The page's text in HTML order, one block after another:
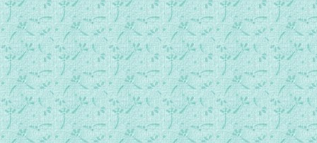
艾赛尼亚和平福音__第3册第3节-5.mp3
艾赛尼亚和平福音__第3册第3节-6.mp3
艾赛尼亚和平福音__第3册第3节-7.mp3
艾赛尼亚和平福音__第3册第3节-8.mp3
艾赛尼亚和平福音__第3册第3节-9.mp3
艾赛尼亚和平福音__第3册第3节-10.mp3